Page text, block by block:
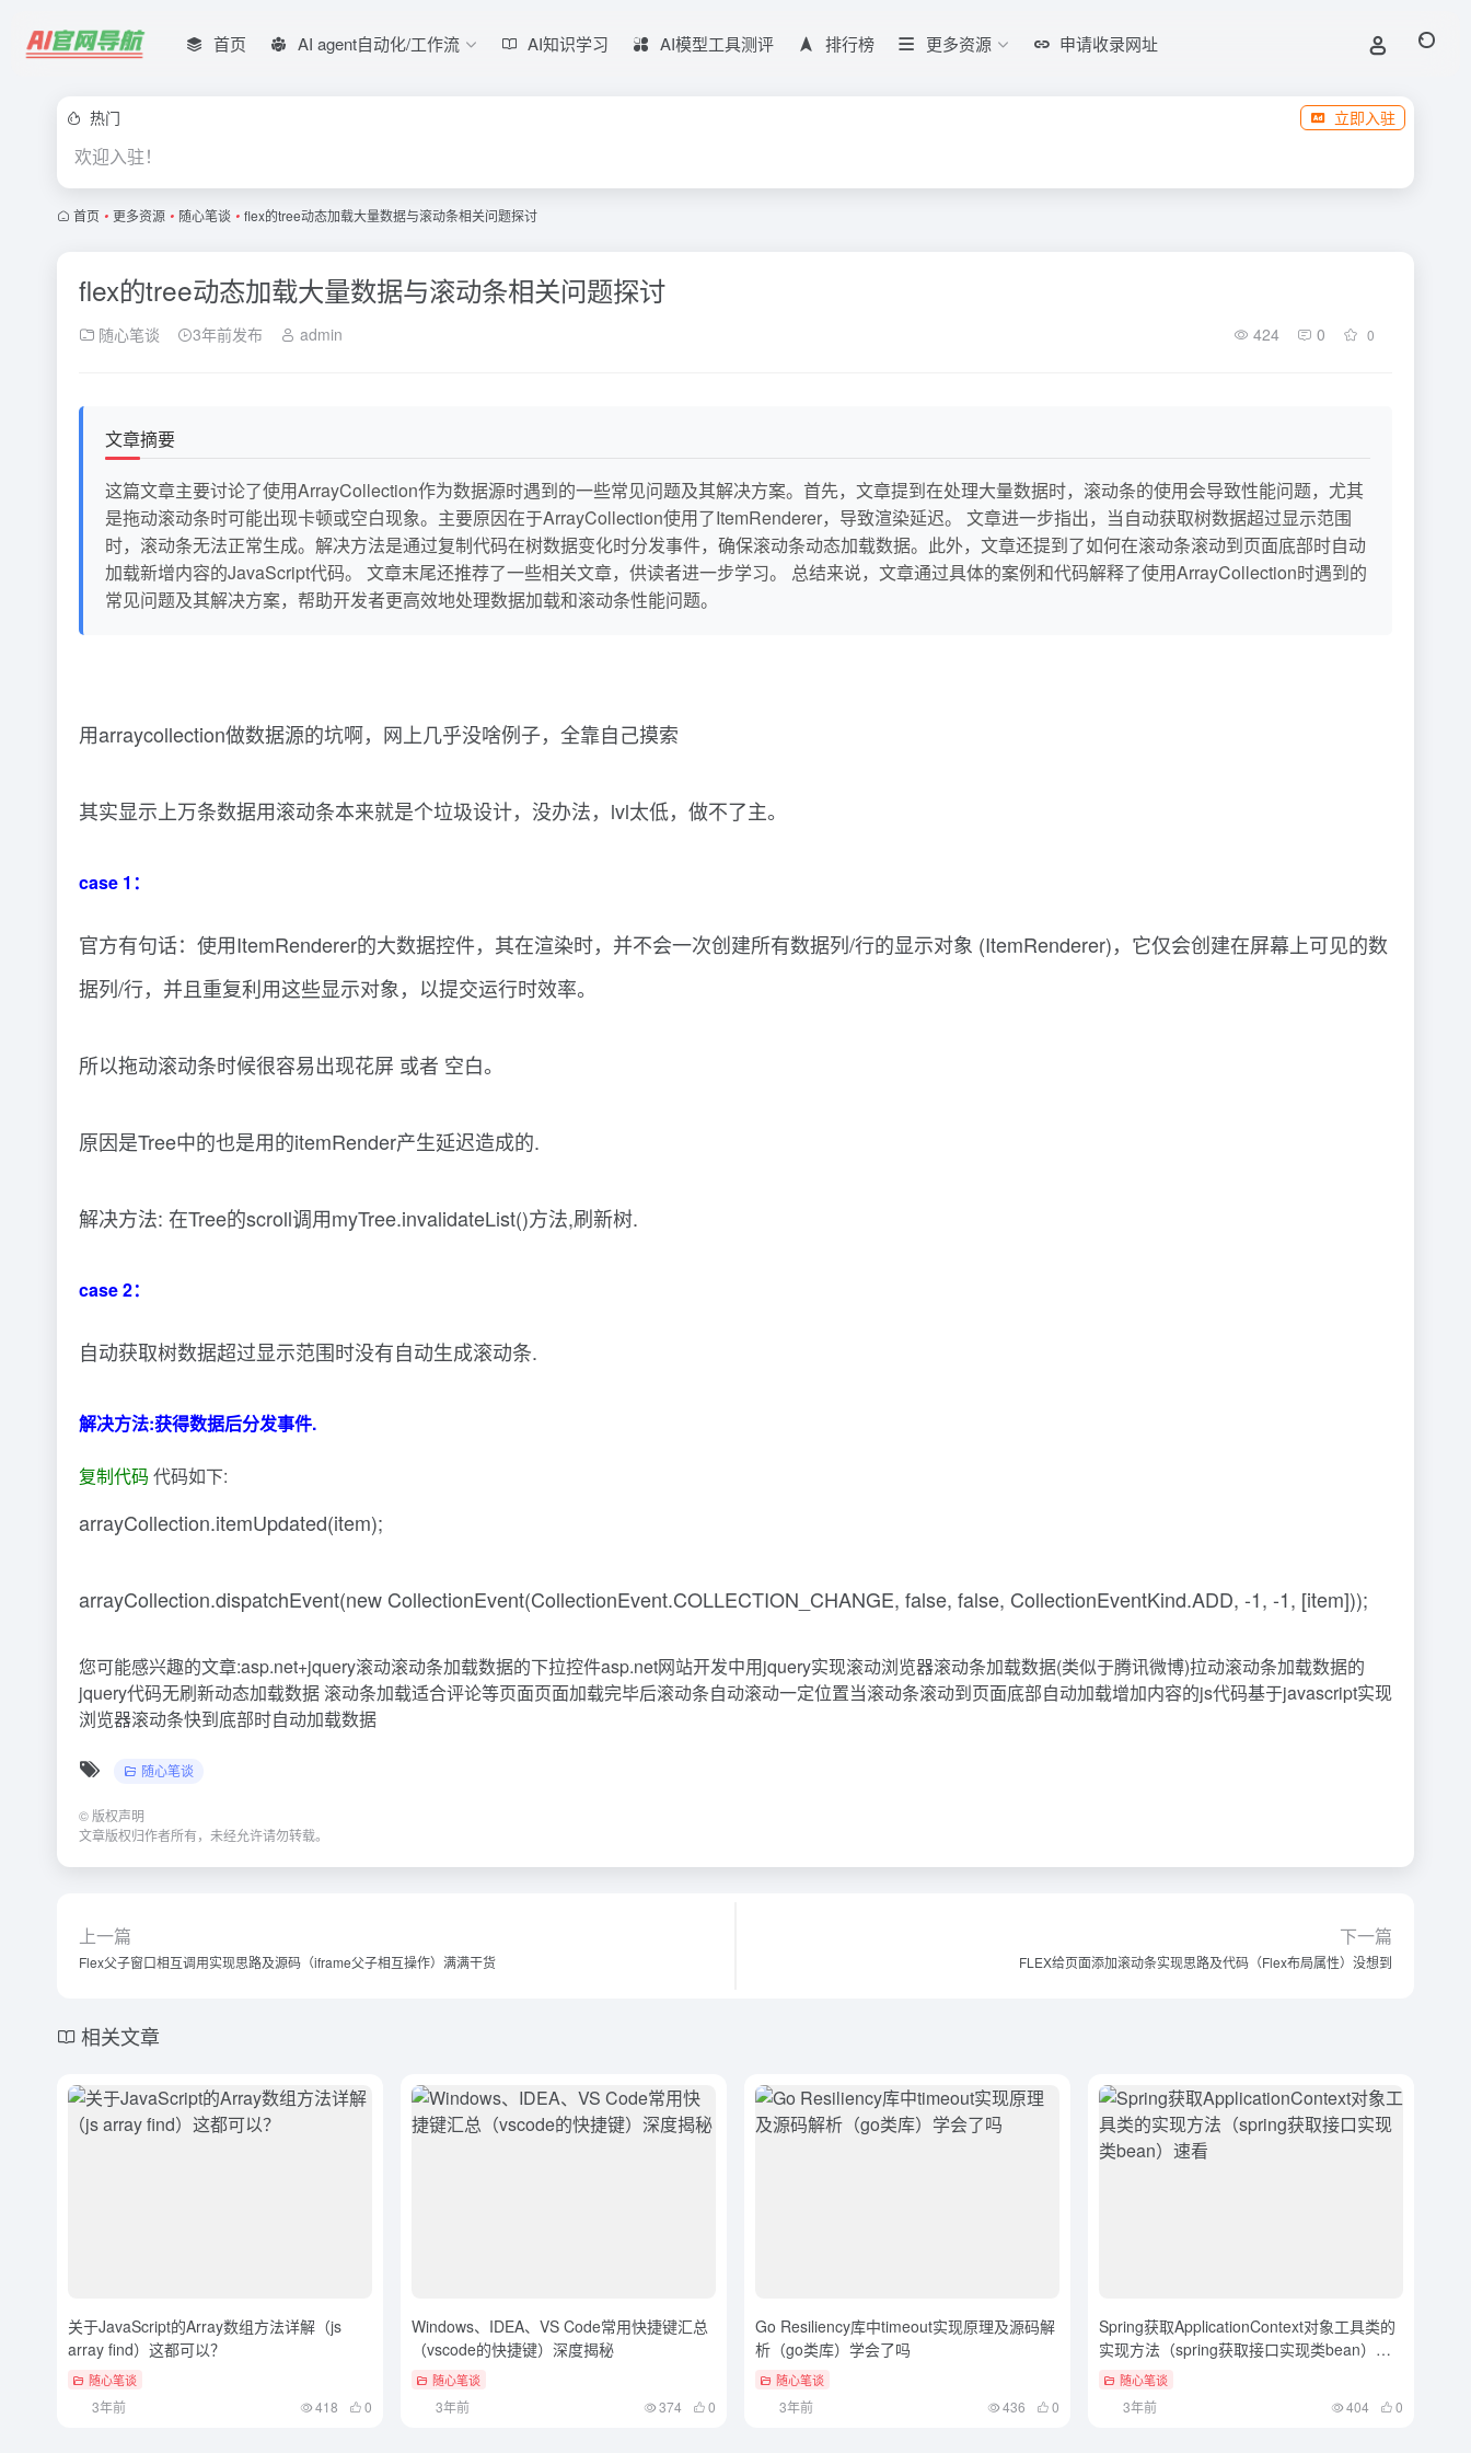
首页 AI agent自动化/工作流 AI知识学习 AI模型工具测评 排行榜 更多资源 申请收录网址
热门 立即入驻
欢迎入驻！
首页 • 更多资源 • 随心笔谈 • flex的tree动态加载大量数据与滚动条相关问题探讨
flex的tree动态加载大量数据与滚动条相关问题探讨
随心笔谈 3年前发布 admin 424 0 0
文章摘要
这篇文章主要讨论了使用ArrayCollection作为数据源时遇到的一些常见问题及其解决方案。首先，文章提到在处理大量数据时，滚动条的使用会导致性能问题，尤其
是拖动滚动条时可能出现卡顿或空白现象。主要原因在于ArrayCollection使用了ItemRenderer，导致渲染延迟。 文章进一步指出，当自动获取树数据超过显示范围
时，滚动条无法正常生成。解决方法是通过复制代码在树数据变化时分发事件，确保滚动条动态加载数据。此外，文章还提到了如何在滚动条滚动到页面底部时自动
加载新增内容的JavaScript代码。 文章末尾还推荐了一些相关文章，供读者进一步学习。 总结来说，文章通过具体的案例和代码解释了使用ArrayCollection时遇到的
常见问题及其解决方案，帮助开发者更高效地处理数据加载和滚动条性能问题。
用arraycollection做数据源的坑啊，网上几乎没啥例子，全靠自己摸索
其实显示上万条数据用滚动条本来就是个垃圾设计，没办法，lvl太低，做不了主。
case 1：
官方有句话：使用ItemRenderer的大数据控件，其在渲染时，并不会一次创建所有数据列/行的显示对象 (ItemRenderer)，它仅会创建在屏幕上可见的数
据列/行，并且重复利用这些显示对象，以提交运行时效率。
所以拖动滚动条时候很容易出现花屏 或者 空白。
原因是Tree中的也是用的itemRender产生延迟造成的.
解决方法: 在Tree的scroll调用myTree.invalidateList()方法,刷新树.
case 2：
自动获取树数据超过显示范围时没有自动生成滚动条.
解决方法:获得数据后分发事件.
复制代码 代码如下:
arrayCollection.itemUpdated(item);
arrayCollection.dispatchEvent(new CollectionEvent(CollectionEvent.COLLECTION_CHANGE, false, false, CollectionEventKind.ADD, -1, -1, [item]));
您可能感兴趣的文章:asp.net+jquery滚动滚动条加载数据的下拉控件asp.net网站开发中用jquery实现滚动浏览器滚动条加载数据(类似于腾讯微博)拉动滚动条加载数据的
jquery代码无刷新动态加载数据 滚动条加载适合评论等页面页面加载完毕后滚动条自动滚动一定位置当滚动条滚动到页面底部自动加载增加内容的js代码基于javascript实现
浏览器滚动条快到底部时自动加载数据
随心笔谈
© 版权声明
文章版权归作者所有，未经允许请勿转载。
上一篇
Flex父子窗口相互调用实现思路及源码（iframe父子相互操作）满满干货
下一篇
FLEX给页面添加滚动条实现思路及代码（Flex布局属性）没想到
相关文章
关于JavaScript的Array数组方法详解（js
array find）这都可以？
随心笔谈
3年前 418 0
Windows、IDEA、VS Code常用快捷键汇总
（vscode的快捷键）深度揭秘
随心笔谈
3年前 374 0
Go Resiliency库中timeout实现原理及源码解
析（go类库）学会了吗
随心笔谈
3年前 436 0
Spring获取ApplicationContext对象工具类的
实现方法（spring获取接口实现类bean）速
看 随心笔谈
3年前 404 0